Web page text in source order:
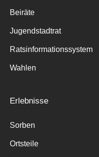
Beiräte
Jugendstadtrat
Ratsinformationssystem
Wahlen
Erlebnisse
Sorben
Ortsteile